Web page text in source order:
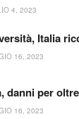
4, 2023
Italia
16, 2023
danni per
16, 2023